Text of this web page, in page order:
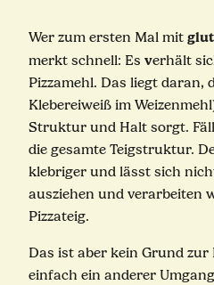
Wer zum ersten Mal mit
merkt schnell: Es verhält
Pizzamehl. Das liegt daran,
Klebereiweiß im
Struktur und Halt sorgt.
die gesamte Teigstruktur.
klebriger und lässt sich
ausziehen und verarbeiten
Pizzateig.
Das ist aber kein Grund
einfach ein anderer